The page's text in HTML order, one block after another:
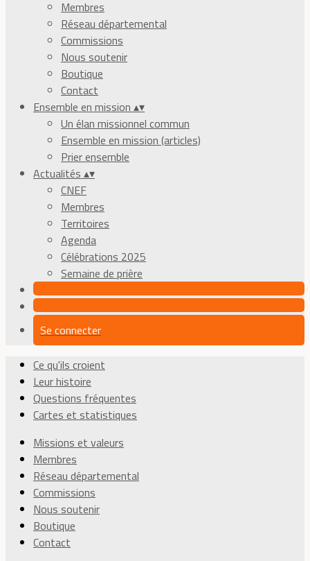
Membres
Réseau départemental
Commissions
Nous soutenir
Boutique
Contact
Ensemble en mission ▴▾
Un élan missionnel commun
Ensemble en mission (articles)
Prier ensemble
Actualités ▴▾
CNEF
Membres
Territoires
Agenda
Célébrations 2025
Semaine de prière
Se connecter
Ce qu'ils croient
Leur histoire
Questions fréquentes
Cartes et statistiques
Missions et valeurs
Membres
Réseau départemental
Commissions
Nous soutenir
Boutique
Contact